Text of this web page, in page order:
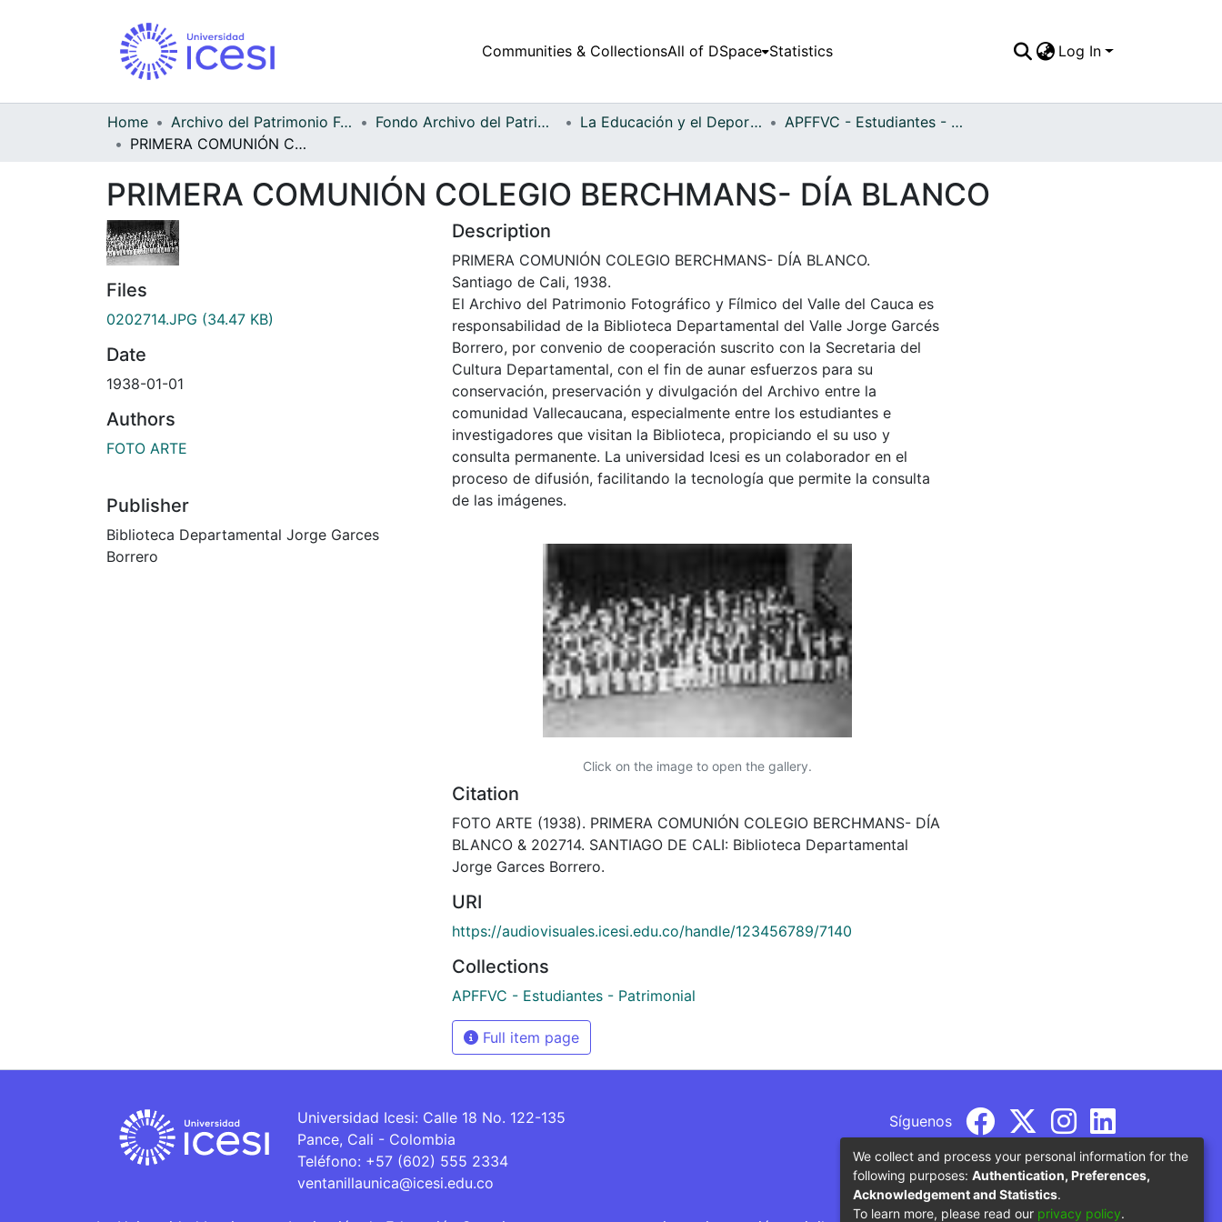
Communities & CollectionsAll of DSpace Statistics Log In
Home Archivo del Patrimonio Fotográfico y Fílmico del Valle del Cauca Fondo Archivo del Patrimonio Fotográfico y Fílmico del Valle del Cauca La Educación y el Deporte
APFFVC - Estudiantes - Patrimonial
PRIMERA COMUNIÓN COLEGIO BERCHMANS- DÍA BLANCO
PRIMERA COMUNIÓN COLEGIO BERCHMANS- DÍA BLANCO
Files
0202714.JPG (34.47 KB)
Date
1938-01-01
Authors
FOTO ARTE
Publisher
Biblioteca Departamental Jorge Garces
Borrero
Description
PRIMERA COMUNIÓN COLEGIO BERCHMANS- DÍA BLANCO.
Santiago de Cali, 1938.
El Archivo del Patrimonio Fotográfico y Fílmico del Valle del Cauca es
responsabilidad de la Biblioteca Departamental del Valle Jorge Garcés
Borrero, por convenio de cooperación suscrito con la Secretaria del
Cultura Departamental, con el fin de aunar esfuerzos para su
conservación, preservación y divulgación del Archivo entre la
comunidad Vallecaucana, especialmente entre los estudiantes e
investigadores que visitan la Biblioteca, propiciando el su uso y
consulta permanente. La universidad Icesi es un colaborador en el
proceso de difusión, facilitando la tecnología que permite la consulta
de las imágenes.
Click on the image to open the gallery.
Citation
FOTO ARTE (1938). PRIMERA COMUNIÓN COLEGIO BERCHMANS- DÍA
BLANCO & 202714. SANTIAGO DE CALI: Biblioteca Departamental
Jorge Garces Borrero.
URI
https://audiovisuales.icesi.edu.co/handle/123456789/7140
Collections
APFFVC - Estudiantes - Patrimonial
Full item page
Universidad Icesi: Calle 18 No. 122-135
Pance, Cali - Colombia
Teléfono: +57 (602) 555 2334
ventanillaunica@icesi.edu.co
Síguenos
We collect and process your personal information for the
following purposes: Authentication, Preferences,
Acknowledgement and Statistics.
To learn more, please read our privacy policy.